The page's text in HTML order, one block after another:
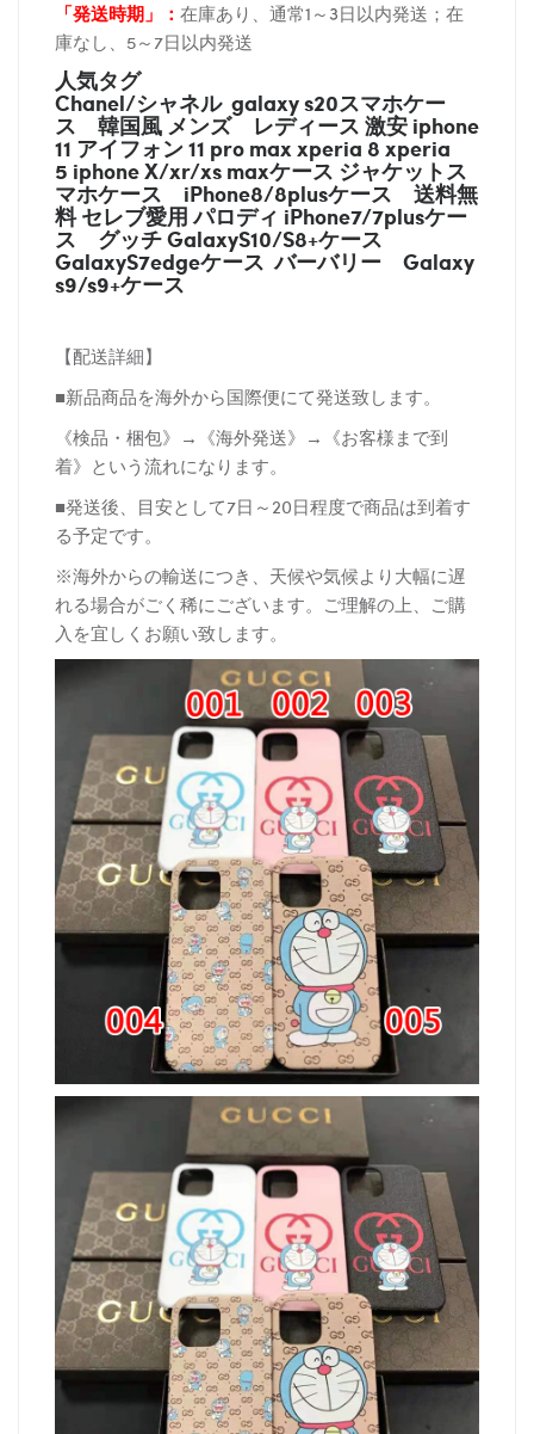
「発送時期 」： 在庫あり、通常1～3日以内発送；在
庫なし、5～7日以内発送
人気タグ
Chanel/シャネル galaxy s20スマホケー
ス 韓国風 メンズ レディース 激安 iphone
11 アイフォン 11 pro max xperia 8 xperia
5 iphone X/xr/xs maxケース ジャケットス
マホケース iPhone8/8plusケース 送料無
料 セレブ愛用 パロディ iPhone7/7plusケー
ス グッチGalaxyS10/S8+ケース
GalaxyS7edgeケース バーバリー Galaxy
s9/s9+ケース
【配送詳細】
■新品商品を海外から国際便にて発送致します。
《検品・梱包》→《海外発送》→《お客様まで到
着》という流れになります。
■発送後、目安として7日～20日程度で商品は到着す
る予定です。
※海外からの輸送につき、天候や気候より大幅に遅
れる場合がごく稀にございます。ご理解の上、ご購
入を宜しくお願い致します。